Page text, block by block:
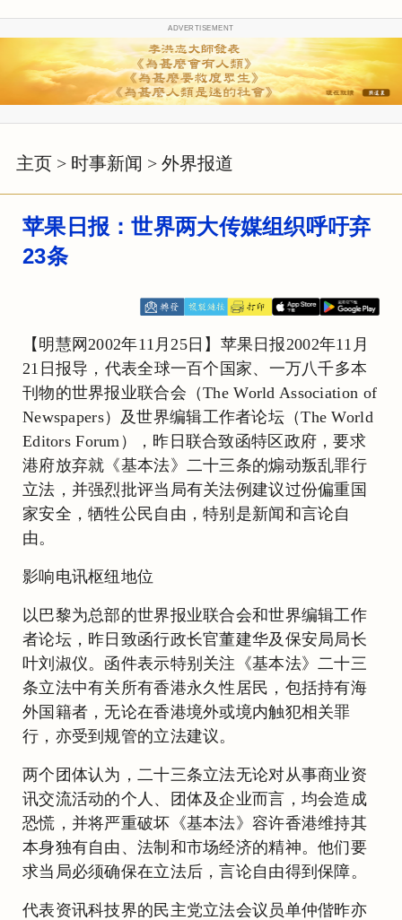
ADVERTISEMENT
主页 > 时事新闻 > 外界报道
苹果日报：世界两大传媒组织呼吁弃
23条
【明慧网2002年11月25日】苹果日报2002年11月
21日报导，代表全球一百个国家、一万八千多本
刊物的世界报业联合会（The World Association of
Newspapers）及世界编辑工作者论坛（The World
Editors Forum），昨日联合致函特区政府，要求
港府放弃就《基本法》二十三条的煽动叛乱罪行
立法，并强烈批评当局有关法例建议过份偏重国
家安全，牺牲公民自由，特别是新闻和言论自
由。
影响电讯枢纽地位
以巴黎为总部的世界报业联合会和世界编辑工作
者论坛，昨日致函行政长官董建华及保安局局长
叶刘淑仪。函件表示特别关注《基本法》二十三
条立法中有关所有香港永久性居民，包括持有海
外国籍者，无论在香港境外或境内触犯相关罪
行，亦受到规管的立法建议。
两个团体认为，二十三条立法无论对从事商业资
讯交流活动的个人、团体及企业而言，均会造成
恐慌，并将严重破坏《基本法》容许香港维持其
本身独有自由、法制和市场经济的精神。他们要
求当局必须确保在立法后，言论自由得到保障。
代表资讯科技界的民主党立法会议员单仲偕昨亦